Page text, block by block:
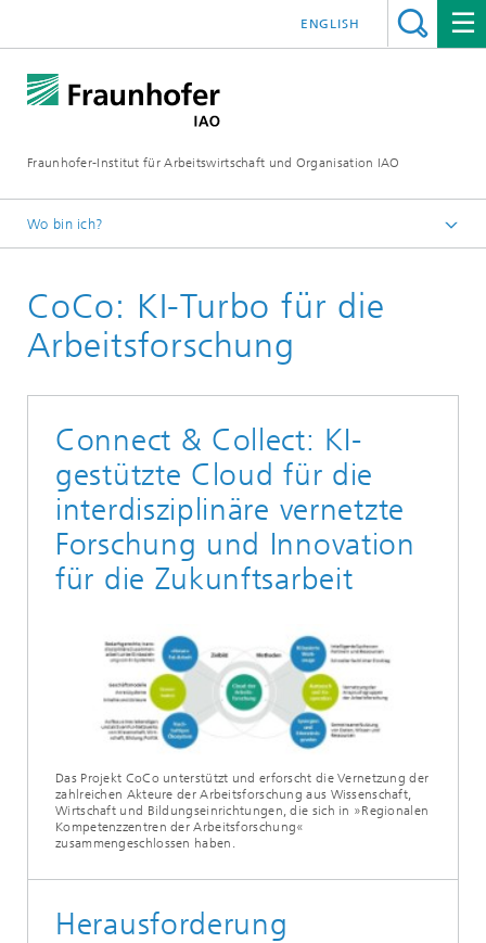
Fraunhofer-Institut für Arbeitswirtschaft und Organisation IAO
ENGLISH
Wo bin ich?
Forschung
Forschungsbereiche
Mensch-Technik-Interaktion
CoCo: KI-Turbo für die
Arbeitsforschung
Connect & Collect: KI-
gestützte Cloud für die
interdisziplinäre vernetzte
Forschung und Innovation
für die Zukunftsarbeit
Das Projekt CoCo unterstützt und erforscht die Vernetzung der
zahlreichen Akteure der Arbeitsforschung aus Wissenschaft,
Wirtschaft und Bildungseinrichtungen, die sich in »Regionalen
Kompetenzzentren der Arbeitsforschung«
zusammengeschlossen haben.
Heraus­forderung